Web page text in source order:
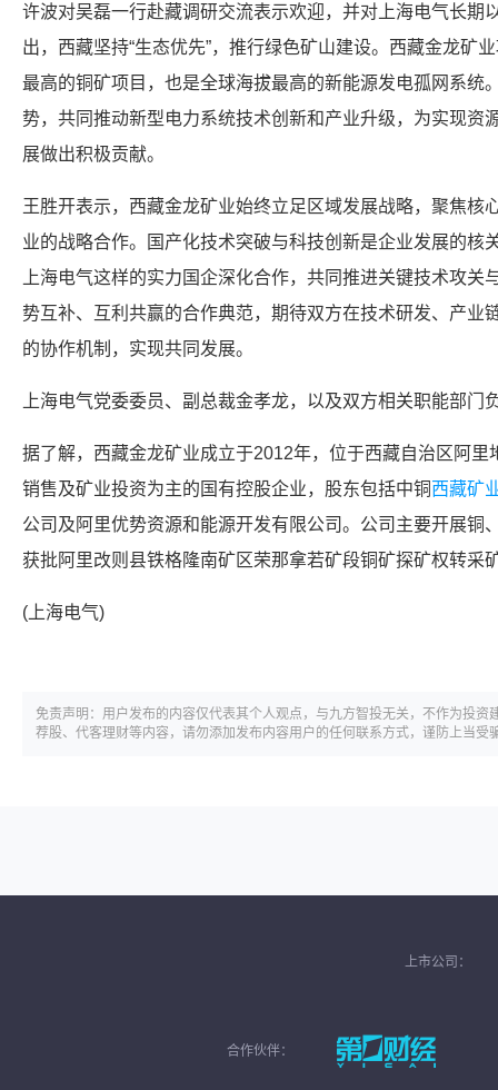
许波对吴磊一行赴藏调研交流表示欢迎，并对 上海电气长期
出，西藏坚持“生态优先”，推行绿色矿山建设。西藏金龙矿
最高的铜矿项目，也是全球海拔最高的新能源发电孤网系统
势，共同推动新型电力系统技术创新和产业升级，为实现资
展做出积极贡献。
王胜开表示，西藏金龙矿业始终立足区域发展战略，聚焦核
业的战略合作。国产化技术突破与科技创新是企业发展的核
上海电气这样的实力国企深化合作，共同推进关键技术攻关
势互补、互利共赢的合作典范，期待双方在技术研发、产业
的协作机制，实现共同发展。
上海电气党委委员、副总裁金孝龙，以及双方相关职能部门
据了解，西藏金龙矿业成立于2012年，位于西藏自治区阿
销售及矿业投资为主的国有控股企业，股东包括中铜 西藏矿
公司及阿里优势资源和能源开发有限公司。公司主要开展铜
获批阿里改则县铁格隆南矿区荣那拿若矿段铜矿探矿权转采
( 上海电气)
免责声明：用户发布的内容仅代表其个人观点，与九方智投无关，不作为投
荐股、代客理财等内容，请勿添加发布内容用户的任何联系方式，谨防上当受
上市公司：
合作伙伴：